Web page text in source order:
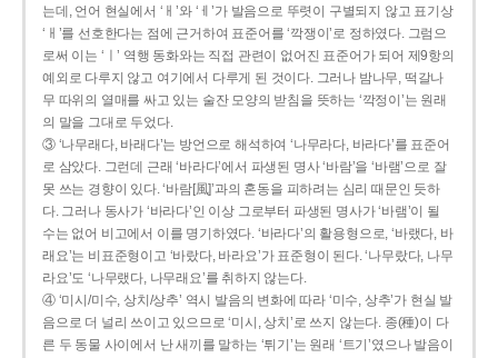
는데, 언어 현실에서 ‘ㅐ’와 ‘ㅔ’가 발음으로 뚜렷이 구별되지 않고 표기상
‘ㅐ’를 선호한다는 점에 근거하여 표준어를 ‘깍쟁이’로 정하였다. 그럼으
로써 이는 ‘ㅣ’ 역행 동화와는 직접 관련이 없어진 표준어가 되어 제9항의
예외로 다루지 않고 여기에서 다루게 된 것이다. 그러나 밤나무, 떡갈나
무 따위의 열매를 싸고 있는 술잔 모양의 받침을 뜻하는 ‘깍정이’는 원래
의 말을 그대로 두었다.
③ ‘나무래다, 바래다’는 방언으로 해석하여 ‘나무라다, 바라다’를 표준어
로 삼았다. 그런데 근래 ‘바라다’에서 파생된 명사 ‘바람’을 ‘바램’으로 잘
못 쓰는 경향이 있다. ‘바람[風]’과의 혼동을 피하려는 심리 때문인 듯하
다. 그러나 동사가 ‘바라다’인 이상 그로부터 파생된 명사가 ‘바램’이 될
수는 없어 비고에서 이를 명기하였다. ‘바라다’의 활용형으로, ‘바랬다, 바
래요’는 비표준형이고 ‘바랐다, 바라요’가 표준형이 된다. ‘나무랐다, 나무
라요’도 ‘나무랬다, 나무래요’를 취하지 않는다.
④ ‘미시/미수, 상치/상추’ 역시 발음의 변화에 따라 ‘미수, 상추’가 현실 발
음으로 더 널리 쓰이고 있으므로 ‘미시, 상치’로 쓰지 않는다. 종(種)이 다
른 두 동물 사이에서 난 새끼를 말하는 ‘튀기’는 원래 ‘트기’였으나 발음이